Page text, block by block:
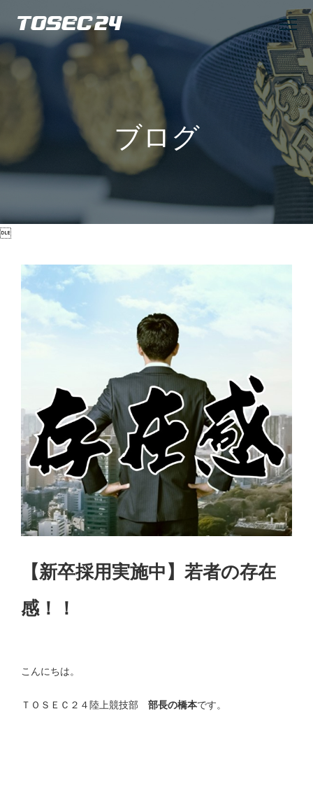
TOSEC24
ブログ

【新卒採用実施中】若者の存在
感！！
こんにちは。
ＴＯＳＥＣ２４陸上競技部 部長の橋本です。